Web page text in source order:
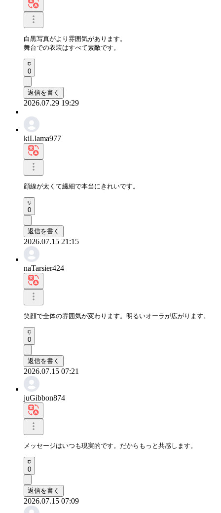
白黒写真がより雰囲気があります。
舞台での衣装はすべて素敵です。
0
返信を書く
2026.07.29 19:29
kiLlama977
顔線が太くて繊細で本当にきれいです。
0
返信を書く
2026.07.15 21:15
naTarsier424
笑顔で全体の雰囲気が変わります。明るいオーラが広がります。
0
返信を書く
2026.07.15 07:21
juGibbon874
メッセージはいつも現実的です。だからもっと共感します。
0
返信を書く
2026.07.15 07:09